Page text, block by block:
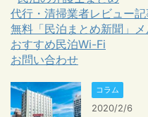
代行・清掃業者レビュー
無料「民泊まとめ新聞」
おすすめ民泊Wi-Fi
お問い合わせ
コラム
2020/2/6